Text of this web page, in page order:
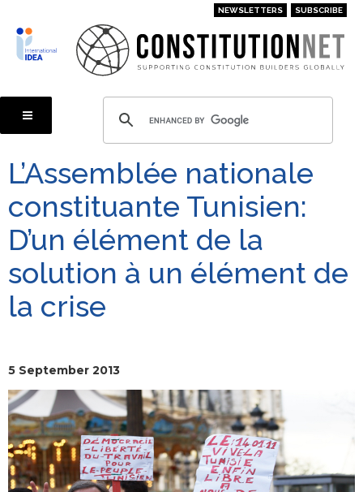
main
content
NEWSLETTERS SUBSCRIBE
L’Assemblée nationale
constituante Tunisien:
D’un élément de la
solution à un élément de
la crise
5 September 2013